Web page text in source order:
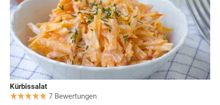
Kürbissalat
7 Bewertungen